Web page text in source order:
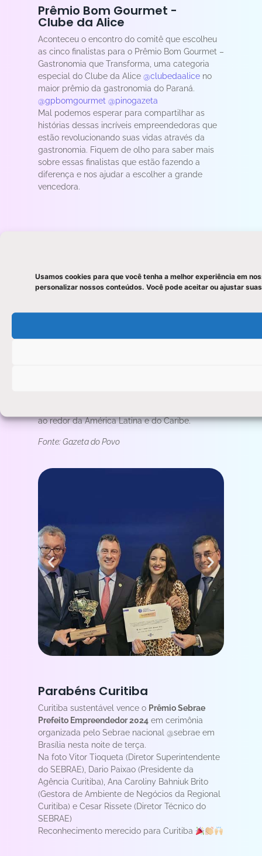
Usamos cookies para que você tenha a melhor experiência em
personalizar nossos conteúdos. Você pode aceitar ou ajustar
Prêmio Bom Gourmet -
Clube da Alice
Aconteceu o encontro do comitê que escolheu
as cinco finalistas para o Prêmio Bom Gourmet –
Gastronomia que Transforma, uma categoria
especial do Clube da Alice @clubedaalice no
maior prêmio da gastronomia do Paraná.
@gpbomgourmet @pinogazeta
Mal podemos esperar para compartilhar as
histórias dessas incríveis empreendedoras que
estão revolucionando suas vidas através da
gastronomia. Fiquem de olho para saber mais
sobre essas finalistas que estão fazendo a
diferença e nos ajudar a escolher a grande
vencedora.
Clube da Alice no
Meta Innovation Day
ao redor da América Latina e do Caribe.
Fonte: Gazeta do Povo
Parabéns Curitiba
Curitiba sustentável vence o Prêmio Sebrae
Prefeito Empreendedor 2024 em cerimônia
organizada pelo Sebrae nacional @sebrae em
Brasília nesta noite de terça.
Na foto Vitor Tioqueta (Diretor Superintendente
do SEBRAE), Dario Paixao (Presidente da
Agência Curitiba), Ana Caroliny Bahniuk Brito
(Gestora de Ambiente de Negócios da Regional
Curitiba) e Cesar Rissete (Diretor Técnico do
SEBRAE)
Reconhecimento merecido para Curitiba